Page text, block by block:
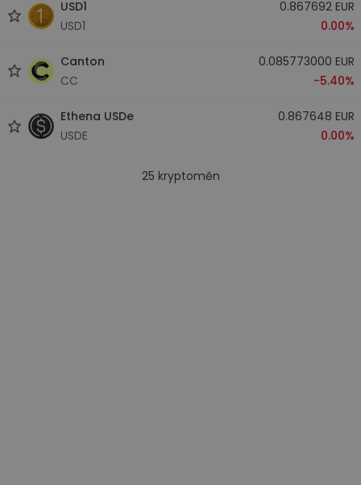
USD1
USD1
0.867692 EUR
0.00%
Canton
CC
0.085773000 EUR
-5.40%
Ethena USDe
USDE
0.867648 EUR
0.00%
25 kryptoměn